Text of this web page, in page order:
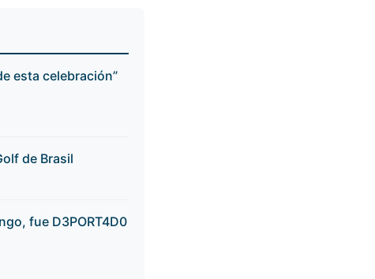
esta celebración”
de Brasil
fue D3PORT4D0